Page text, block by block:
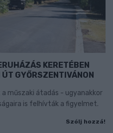
KERETÉBEN
GYŐRSZENTIVÁNON
műszaki átadás - ugyanakkor
is felhívták a figyelmet.
Szólj hozzá!